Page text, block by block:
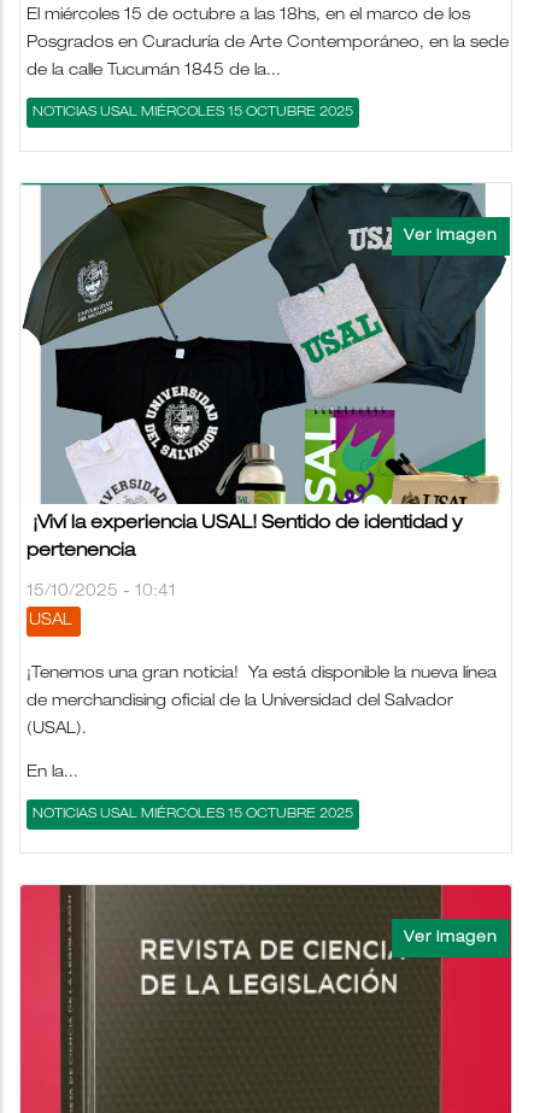
El miércoles 15 de octubre a las 18hs, en el marco de los
Posgrados en Curaduría de Arte Contemporáneo, en la sede
de la calle Tucumán 1845 de la...
NOTICIAS USAL MIÉRCOLES 15 OCTUBRE 2025
¡Viví la experiencia USAL! Sentido de identidad y
pertenencia
15/10/2025 - 10:41
USAL
¡Tenemos una gran noticia! Ya está disponible la nueva línea
de merchandising oficial de la Universidad del Salvador
(USAL).
En la...
NOTICIAS USAL MIÉRCOLES 15 OCTUBRE 2025